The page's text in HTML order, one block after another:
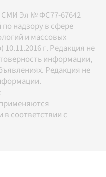
СМИ Эл № ФС77-67642
надзору в сфере
и массовых
г. Редакция не
информации,
Редакция не
в соответствии с